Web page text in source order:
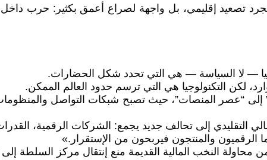
تصعيد إقليمي، بل واجهة لصراع أعمق بكثير: حرب داخل
— لا السياسة — هي التي تحدد شكل الحضارات.
لكن التكنولوجيا هي التي ترسم حدود العالم الممكن.
“عصر المنصات”، حيث تصبح شبكات التواصل
التقليدي إلى تحالف جديد يجمع: الشركات الرقمية، القدرات
والمنتجون فيربحون من الإستقرار.»
النخب المالية القديمة منع إنتقال مركز السلطة إلى